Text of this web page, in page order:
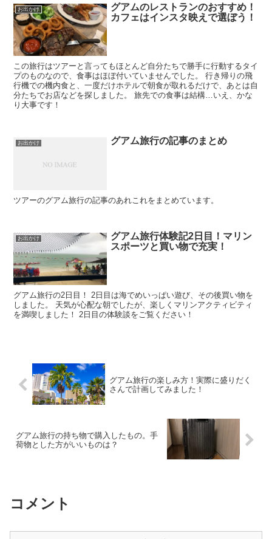
お出かけ
グアムのレストランのおすすめ！
カフェはインスタ映えで選ぼう！
この旅行はツアーと言ってもほとんど自分たちで勝手に行動するタイ
プのものなので、食事はほぼ付いていませんでした。 行き帰りの飛
行機での機内食と、一度だけホテルで朝食が取れるだけで、あとは自
分たちでお店などを探しました。 旅先での食事は結構…いえ、かな
り大事です！
お出かけ グアム旅行の記事のまとめ
ツアーのグアム旅行の記事のあれこれをまとめています。
お出かけ
グアム旅行体験記2日目！マリン
スポーツと買い物で充実！
グアム旅行の2日目！ 2日目は海でめいっぱい遊び、その後買い物を
しました。 天気が心配な朝でしたが、楽しくマリンアクティビティ
を満喫しました！ 2日目の体験談をご覧ください！
グアム旅行の楽しみ方！実際に盛りだく
さんで計画してみました！
グアム旅行の持ち物で購入したもの。手
荷物とした方がいいものは？
コメント